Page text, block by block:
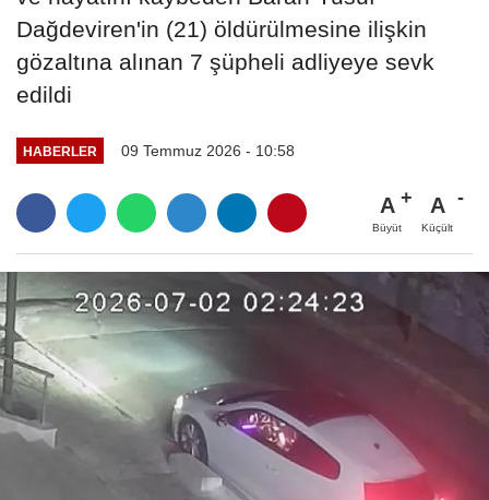
Dağdeviren'in (21) öldürülmesine ilişkin
gözaltına alınan 7 şüpheli adliyeye sevk
edildi
HABERLER 09 Temmuz 2026 - 10:58
A
Büyüt
A
Küçült